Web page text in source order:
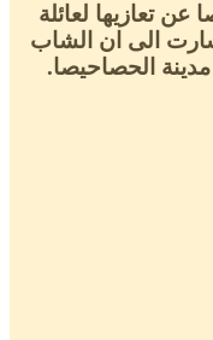
تعازيها لعائلة
الى ان الشاب
الحصاحيصا.